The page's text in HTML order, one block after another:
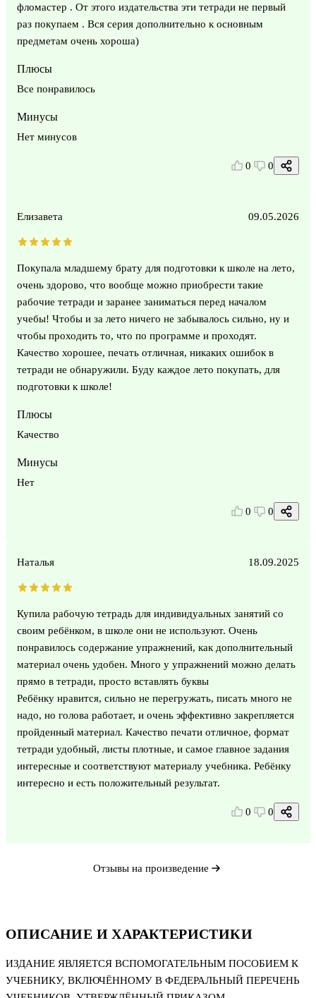
ОПИСАНИЕ И ХАРАКТЕРИСТИКИ
ИЗДАНИЕ ЯВЛЯЕТСЯ ВСПОМОГАТЕЛЬНЫМ ПОСОБИЕМ К
УЧЕБНИКУ, ВКЛЮЧЁННОМУ В ФЕДЕРАЛЬНЫЙ ПЕРЕЧЕНЬ
фломастер . От этого издательства эти тетради не первый
раз покупаем . Вся серия дополнительно к основным
предметам очень хороша)
Плюсы
Все понравилось
Минусы
Нет минусов
0 0
Елизавета 09.05.2026
Покупала младшему брату для подготовки к школе на лето,
очень здорово, что вообще можно приобрести такие
рабочие тетради и заранее заниматься перед началом
учебы! Чтобы и за лето ничего не забывалось сильно, ну и
чтобы проходить то, что по программе и проходят.
Качество хорошее, печать отличная, никаких ошибок в
тетради не обнаружили. Буду каждое лето покупать, для
подготовки к школе!
Плюсы
Качество
Минусы
Нет
0 0
Наталья 18.09.2025
Купила рабочую тетрадь для индивидуальных занятий со
своим ребёнком, в школе они не используют. Очень
понравилось содержание упражнений, как дополнительный
материал очень удобен. Много у упражнений можно делать
прямо в тетради, просто вставлять буквы
Ребёнку нравится, сильно не перегружать, писать много не
надо, но голова работает, и очень эффективно закрепляется
пройденный материал. Качество печати отличное, формат
тетради удобный, листы плотные, и самое главное задания
интересные и соответствуют материалу учебника. Ребёнку
интересно и есть положительный результат.
0 0
Отзывы на произведение